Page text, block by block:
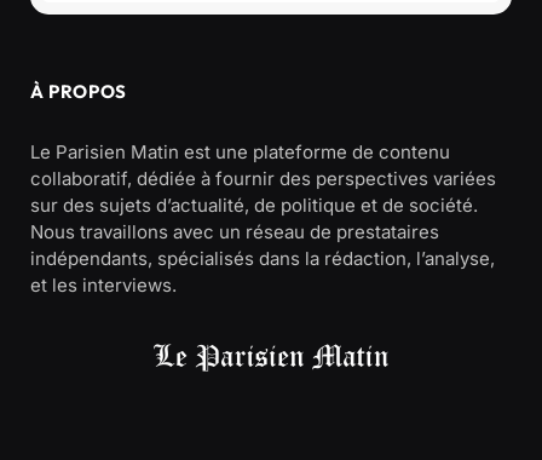
À PROPOS
Le Parisien Matin est une plateforme de contenu
collaboratif, dédiée à fournir des perspectives variées
sur des sujets d’actualité, de politique et de société.
Nous travaillons avec un réseau de prestataires
indépendants, spécialisés dans la rédaction, l’analyse,
et les interviews.